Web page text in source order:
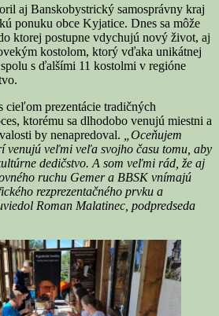
aj Banskobystrický samosprávny kraj
ponuku obce Kyjatice. Dnes sa môže
ktorej postupne vdychujú nový život, aj
kostolom, ktorý vďaka unikátnej
s ďalšími 11 kostolmi v regióne
cieľom prezentácie tradičných
ktorému sa dlhodobo venujú miestni a
by nenapredoval. „Oceňujem
venujú veľmi veľa svojho času tomu, aby
dedičstvo. A som veľmi rád, že aj
ruchu Gemer a BBSK vnímajú
rezprezentačného prvku a
Roman Malatinec, podpredseda